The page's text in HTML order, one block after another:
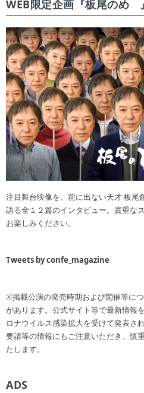
WEB限定企画『板尾のめ゙
注目舞台映像を、前に出ない天才 板尾
語る全１２篇のインタビュー。貴重な
お楽しみください。
Tweets by confe_magazine
※掲載公演の発売時期および開催等に
があります。公式サイト等で最新情報
ロナウイルス感染拡大を受けて発表さ
要請等の情報にもご注意いただき、慎
たします。
ADS